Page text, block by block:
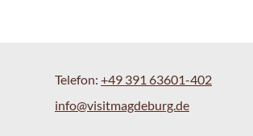
Telefon: +49 391 63601-402
info@visitmagdeburg.de